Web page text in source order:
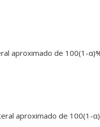
aproximado de 100(1-
aproximado de 100(1-